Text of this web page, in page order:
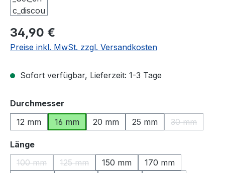
Regulärer Preis:
34,90 €
Preise inkl. MwSt. zzgl. Versandkosten
Sofort verfügbar, Lieferzeit: 1-3 Tage
Durchmesser
12 mm
16 mm 20 mm 25 mm 30 mm
(Diese
Längeauswählen
100 mm
(Diese Option ist zurzeit nicht verfügbar.)
125 mm
(Diese Option ist zurzeit nicht verfügbar.)
150 mm
170 mm